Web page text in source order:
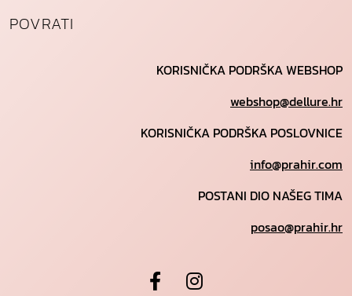
POVRATI
KORISNIČKA PODRŠKA WEBSHOP
webshop@dellure.hr
KORISNIČKA PODRŠKA POSLOVNICE
info@prahir.com
POSTANI DIO NAŠEG TIMA
posao@prahir.hr